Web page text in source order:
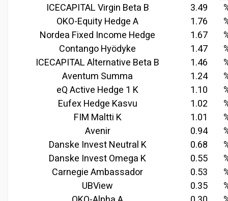
ICECAPITAL Virgin Beta B
3.49
OKO-Equity Hedge A
1.76
Nordea Fixed Income Hedge
1.67
Contango Hyödyke
1.47
ICECAPITAL Alternative Beta B
1.46
Aventum Summa
1.24
eQ Active Hedge 1 K
1.10
Eufex Hedge Kasvu
1.02
FIM Maltti K
1.01
Avenir
0.94
Danske Invest Neutral K
0.68
Danske Invest Omega K
0.55
Carnegie Ambassador
0.53
UBView
0.35